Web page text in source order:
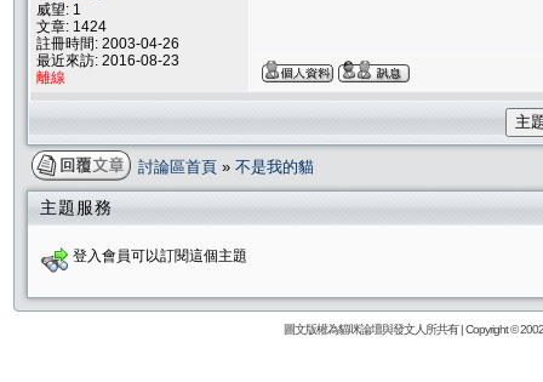
威望: 1
文章: 1424
註冊時間: 2003-04-26
最近來訪: 2016-08-23
離線
主
討論區首頁 » 不是我的貓
主題服務
登入會員可以訂閱這個主題
圖文版權為貓咪論壇與發文人所共有 | Copyright ©